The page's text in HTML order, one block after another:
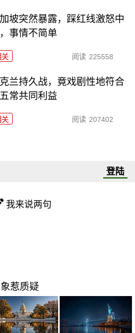
坡突然暴露，踩红线激怒中
事情不简单
关 阅读 225558
兰持久战，竟戏剧性地符合
常共同利益
关 阅读 207402
登陆
我来说两句
惹质疑